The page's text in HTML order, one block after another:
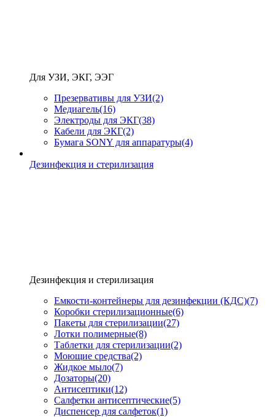
Для УЗИ, ЭКГ, ЭЭГ
Презервативы для УЗИ(2)
Медиагель(16)
Электроды для ЭКГ(38)
Кабели для ЭКГ(2)
Бумага SONY для аппаратуры(4)
Дезинфекция и стерилизация
Дезинфекция и стерилизация
Емкости-контейнеры для дезинфекции (КДС)(7)
Коробки стерилизационные(6)
Пакеты для стерилизации(27)
Лотки полимерные(8)
Таблетки для стерилизации(2)
Моющие средства(2)
Жидкое мыло(7)
Дозаторы(20)
Антисептики(12)
Салфетки антисептические(5)
Диспенсер для салфеток(1)